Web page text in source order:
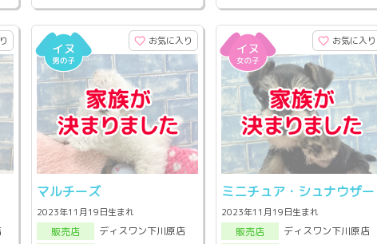
お気に入り
マルチーズ
2023年11月19日生まれ
販売店
ディスワン下川原店
お気に入り
ミニチュア・シュナウザー
2023年11月19日生まれ
販売店
ディスワン下川原店